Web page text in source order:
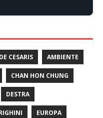
CESARIS AMBIENTE
CHAN HON CHUNG
DESTRA
EUROPA